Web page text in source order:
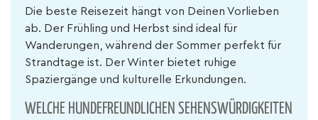
Die beste Reisezeit hängt von Deinen Vorlieben
ab. Der Frühling und Herbst sind ideal für
Wanderungen, während der Sommer perfekt für
Strandtage ist. Der Winter bietet ruhige
Spaziergänge und kulturelle Erkundungen.
WELCHE HUNDEFREUNDLICHEN SEHENSWÜRDIGKEITEN